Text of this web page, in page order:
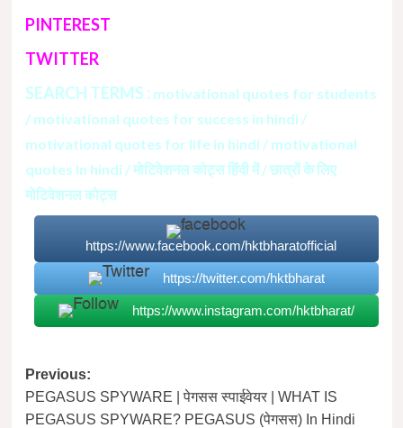
PINTEREST
TWITTER
SEARCH TERMS : motivational quotes for students
/ motivational quotes for success in hindi /
motivational quotes for life in hindi / motivational
quotes In hindi / मोटिवेशनल कोट्स हिंदी में / छात्रों के लिए
मोटिवेशनल कोट्स
https://www.facebook.com/hktbharatofficial
https://twitter.com/hktbharat
https://www.instagram.com/hktbharat/
Post
navigation
Previous:
PEGASUS SPYWARE | पेगसस स्पाईवेयर | WHAT IS
PEGASUS SPYWARE? PEGASUS (पेगसस) In Hindi